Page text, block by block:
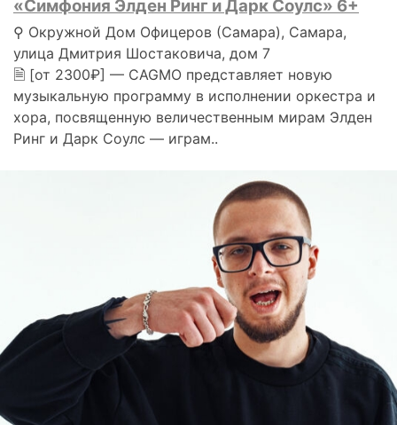
«Симфония Элден Ринг и Дарк Соулс» 6+
⚲ Окружной Дом Офицеров (Самара), Самара,
улица Дмитрия Шостаковича, дом 7
🗎 [от 2300₽] — CAGMO представляет новую
музыкальную программу в исполнении оркестра и
хора, посвященную величественным мирам Элден
Ринг и Дарк Соулс — играм..